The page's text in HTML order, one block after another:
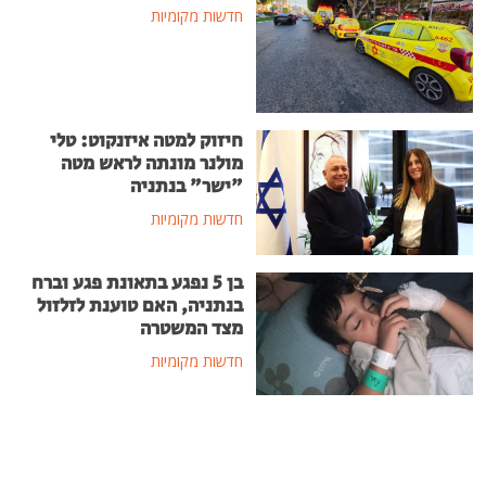
חדשות מקומיות
חיזוק למטה איזנקוט: טלי
מולנר מונתה לראש מטה
"ישר" בנתניה
חדשות מקומיות
בן 5 נפגע בתאונת פגע וברח
בנתניה, האם טוענת לזלזול
מצד המשטרה
חדשות מקומיות